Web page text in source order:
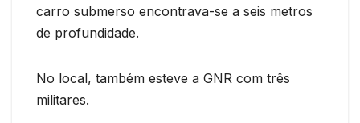
carro submerso encontrava-se a seis metros
de profundidade.
No local, também esteve a GNR com três
militares.